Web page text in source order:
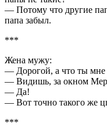
— Потому что другие
папа забыл.
***
Жена мужу:
— Дорогой, а что ты мне
— Видишь, за окном
— Да!
— Вот точно такого же
***